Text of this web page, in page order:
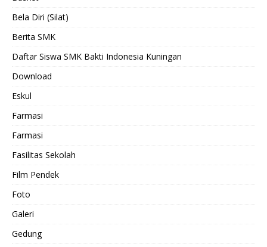
Bela Diri (Silat)
Berita SMK
Daftar Siswa SMK Bakti Indonesia Kuningan
Download
Eskul
Farmasi
Farmasi
Fasilitas Sekolah
Film Pendek
Foto
Galeri
Gedung